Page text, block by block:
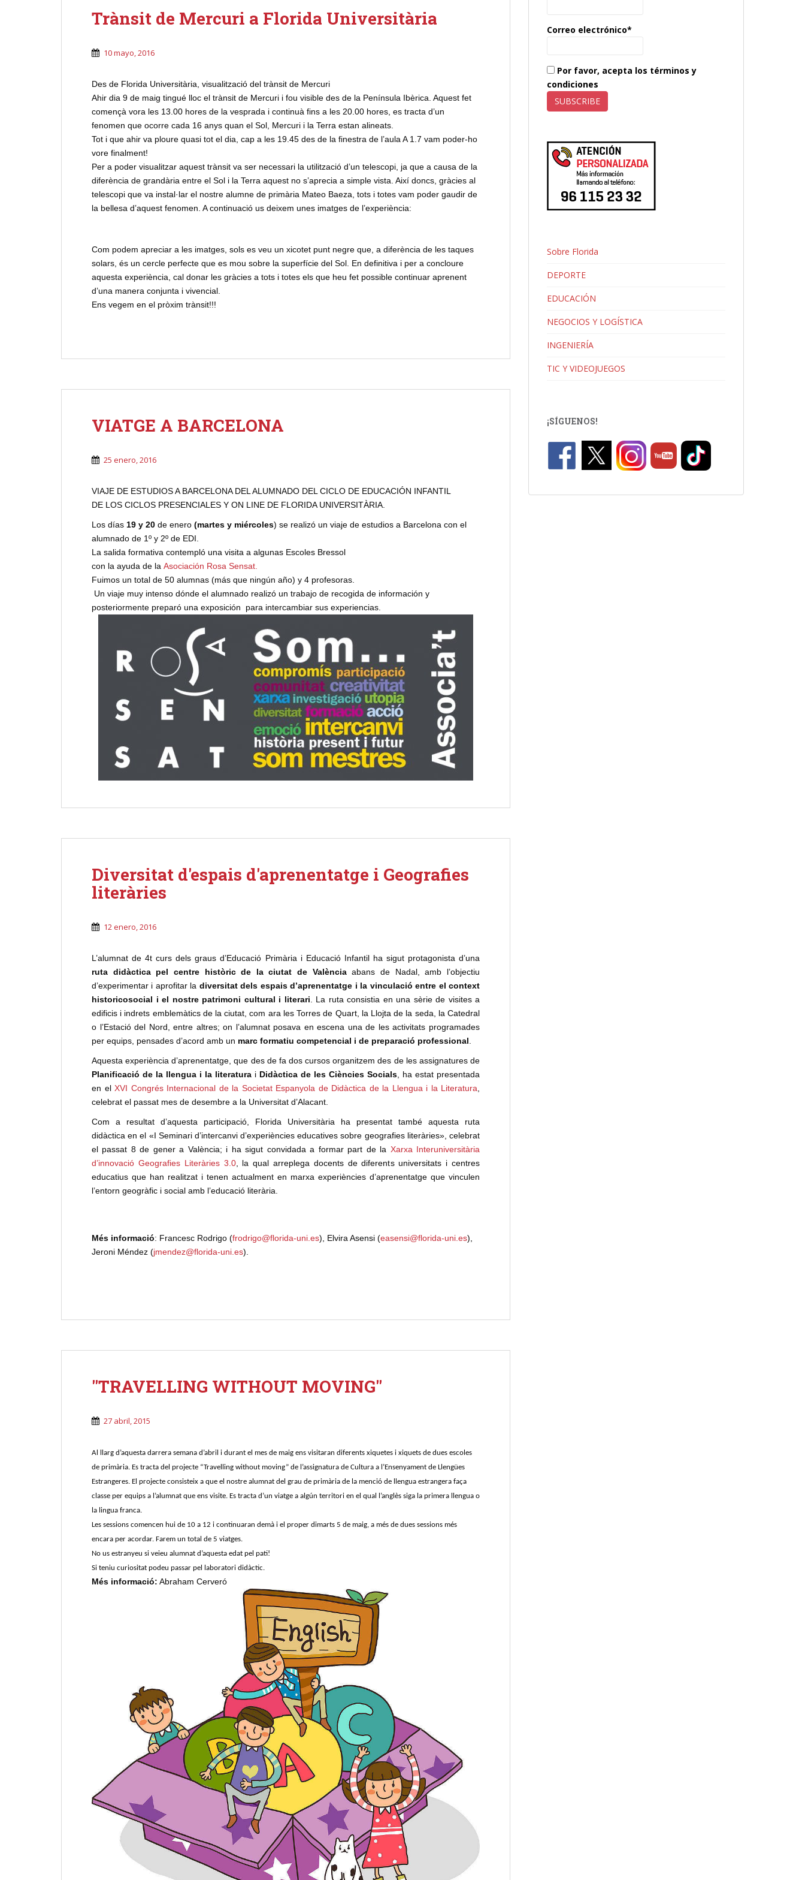
Trànsit de Mercuri a Florida Universitària
10 mayo, 2016
Des de Florida Universitària, visualització del trànsit de Mercuri
Ahir dia 9 de maig tingué lloc el trànsit de Mercuri i fou visible des de la Península Ibèrica. Aquest fet
començà vora les 13.00 hores de la vesprada i continuà fins a les 20.00 hores, es tracta d’un
fenomen que ocorre cada 16 anys quan el Sol, Mercuri i la Terra estan alineats.
Tot i que ahir va ploure quasi tot el dia, cap a les 19.45 des de la finestra de l’aula A 1.7 vam poder-ho
vore finalment!
Per a poder visualitzar aquest trànsit va ser necessari la utilització d’un telescopi, ja que a causa de la
diferència de grandària entre el Sol i la Terra aquest no s’aprecia a simple vista. Així doncs, gràcies al
telescopi que va instal·lar el nostre alumne de primària Mateo Baeza, tots i totes vam poder gaudir de
la bellesa d’aquest fenomen. A continuació us deixem unes imatges de l’experiència:
Com podem apreciar a les imatges, sols es veu un xicotet punt negre que, a diferència de les taques
solars, és un cercle perfecte que es mou sobre la superfície del Sol. En definitiva i per a concloure
aquesta experiència, cal donar les gràcies a tots i totes els que heu fet possible continuar aprenent
d’una manera conjunta i vivencial.
Ens vegem en el pròxim trànsit!!!
VIATGE A BARCELONA
25 enero, 2016
VIAJE DE ESTUDIOS A BARCELONA DEL ALUMNADO DEL CICLO DE EDUCACIÓN INFANTIL
DE LOS CICLOS PRESENCIALES Y ON LINE DE FLORIDA UNIVERSITÀRIA.
Los días 19 y 20 de enero (martes y miércoles) se realizó un viaje de estudios a Barcelona con el
alumnado de 1º y 2º de EDI.
La salida formativa contempló una visita a algunas Escoles Bressol
con la ayuda de la Asociación Rosa Sensat.
Fuimos un total de 50 alumnas (más que ningún año) y 4 profesoras.
Un viaje muy intenso dónde el alumnado realizó un trabajo de recogida de información y
posteriormente preparó una exposición para intercambiar sus experiencias.
Diversitat d'espais d'aprenentatge i Geografies
literàries
12 enero, 2016
L’alumnat de 4t curs dels graus d’Educació Primària i Educació Infantil ha sigut protagonista d’una
ruta didàctica pel centre històric de la ciutat de Valènciaabans de Nadal, amb l’objectiu
d’experimentar i aprofitar la diversitat dels espais d’aprenentatge i la vinculació entre el context
historicosocial i el nostre patrimoni cultural i literari . La ruta consistia en una sèrie de visites a
edificis i indrets emblemàtics de la ciutat, com ara les Torres de Quart, la Llojta de la seda, la Catedral
o l’Estació del Nord, entre altres; on l’alumnat posava en escena una de les activitats programades
per equips, pensades d’acord amb un marc formatiu competencial i de preparació professional
Aquesta experiència d’aprenentatge, que des de fa dos cursos organitzem des de les assignatures de
Planificació de la llengua i la literatura i Didàctica de les Ciències Socials , ha estat presentada
en el XVI Congrés Internacional de la Societat Espanyola de Didàctica de la Llengua i la Literatura
celebrat el passat mes de desembre a la Universitat d’Alacant.
Com a resultat d’aquesta participació, Florida Universitària ha presentat també aquesta ruta
didàctica en el «I Seminari d’intercanvi d’experiències educatives sobre geografies literàries», celebrat
el passat 8 de gener a València; i ha sigut convidada a formar part de la Xarxa Interuniversitària
d’innovació Geografies Literàries 3.0, la qual arreplega docents de diferents universitats i centres
educatius que han realitzat i tenen actualment en marxa experiències d’aprenentatge que vinculen
l’entorn geogràfic i social amb l’educació literària.
Més informació: Francesc Rodrigo (frodrigo@florida-uni.es), Elvira Asensi (easensi@florida-uni.es),
Jeroni Méndez (jmendez@florida-uni.es).
"TRAVELLING WITHOUT MOVING"
27 abril, 2015
Al llarg d’aquesta darrera semana d’abril i durant el mes de maig ens visitaran diferents xiquetes i xiquets de dues escoles
de primària. Es tracta del projecte “Travelling without moving” de l’assignatura de Cultura a l’Ensenyament de Llengües
Estrangeres. El projecte consisteix a que el nostre alumnat del grau de primària de la menció de llengua estrangera faça
classe per equips a l’alumnat que ens visite. Es tracta d’un viatge a algún territori en el qual l’anglès siga la primera llengua o
la lingua franca.
Les sessions comencen hui de 10 a 12 i continuaran demà i el proper dimarts 5 de maig, a més de dues sessions més
encara per acordar. Farem un total de 5 viatges.
No us estranyeu si veieu alumnat d’aquesta edat pel pati!
Si teniu curiositat podeu passar pel laboratori didàctic.
Més informació: Abraham Cerveró
Correo electrónico*
Por favor, acepta los términos y
condiciones
Sobre Florida
DEPORTE
EDUCACIÓN
NEGOCIOS Y LOGÍSTICA
INGENIERÍA
TIC Y VIDEOJUEGOS
¡SÍGUENOS!